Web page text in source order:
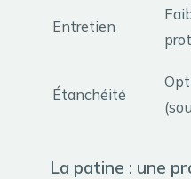
Entretien
Étanchéité
La patine : une